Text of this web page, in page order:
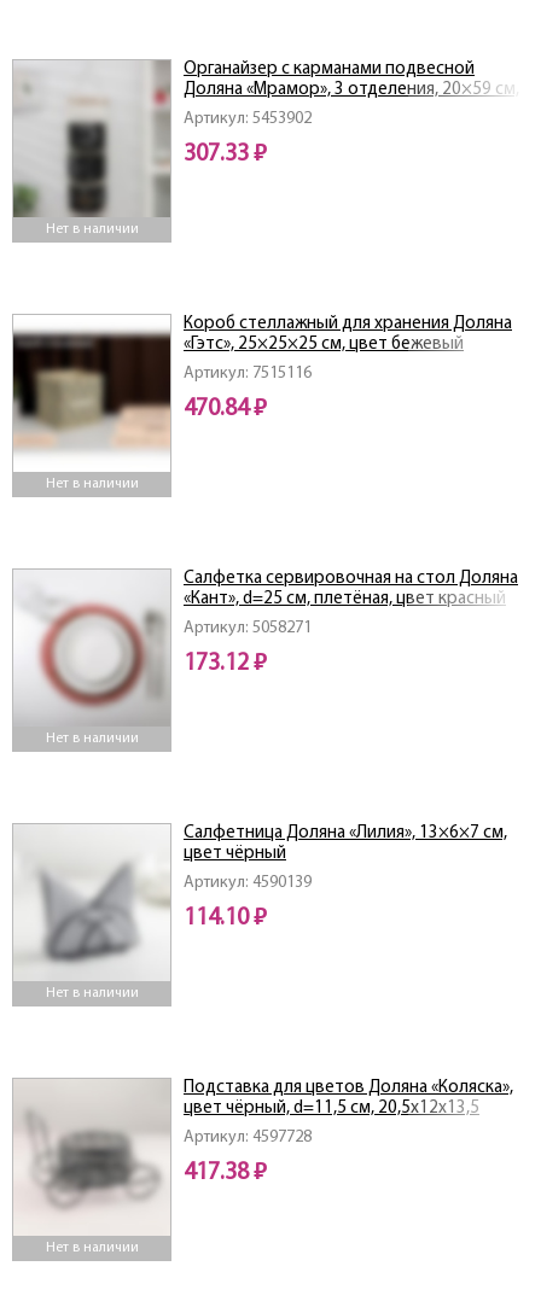
Нет в наличии
Артикул: 5453902
Органайзер с карманами подвесной
Доляна «Мрамор», 3 отделения, 20×59 см,
цвет чёрный
307.33 ₽
Нет в наличии
Артикул: 7515116
Короб стеллажный для хранения Доляна
«Гэтс», 25×25×25 см, цвет бежевый
470.84 ₽
Нет в наличии
Артикул: 5058271
Салфетка сервировочная на стол Доляна
«Кант», d=25 см, плетёная, цвет красный
173.12 ₽
Нет в наличии
Артикул: 4590139
Салфетница Доляна «Лилия», 13×6×7 см,
цвет чёрный
114.10 ₽
Нет в наличии
Артикул: 4597728
Подставка для цветов Доляна «Коляска»,
цвет чёрный, d=11,5 см, 20,5х12х13,5
4597728
417.38 ₽